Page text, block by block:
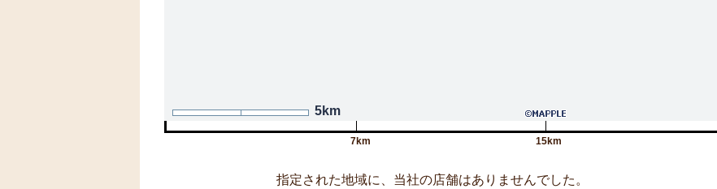
5km
7km 15km
指定された地域に、当社の店舗はありませんでした。